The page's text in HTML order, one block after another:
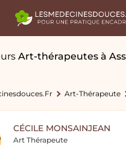
Art-thérapeutes à
Art-Thérapeute
CÉCILE MONSAINJEAN
Art Thérapeute